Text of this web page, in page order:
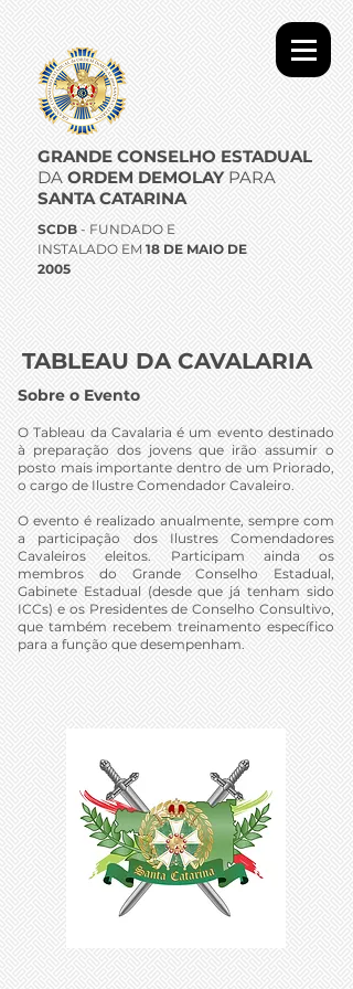
GRANDE CONSELHO ESTADUAL
DA ORDEM DEMOLAYPARA
SANTA CATARINA
SCDB - FUNDADO E
INSTALADO EM 18 DE MAIO DE
2005
TABLEAU DA CAVALARIA
Sobre o Evento
O Tableau da Cavalaria é um evento destinado
à preparação dos jovens que irão assumir o
posto mais importante dentro de um Priorado,
o cargo de Ilustre Comendador Cavaleiro.
O evento é realizado anualmente, sempre com
a participação dos Ilustres Comendadores
Cavaleiros eleitos. Participam ainda os
membros do Grande Conselho Estadual,
Gabinete Estadual (desde que já tenham sido
ICCs) e os Presidentes de Conselho Consultivo,
que também recebem treinamento específico
para a função que desempenham.